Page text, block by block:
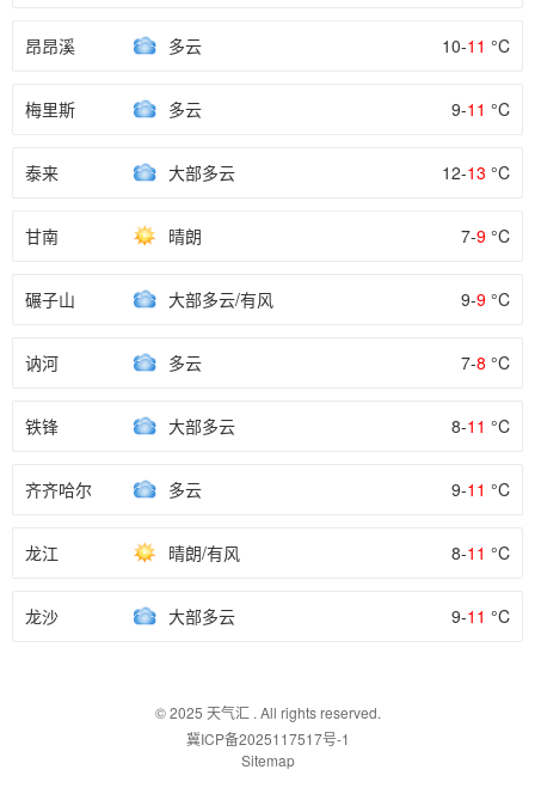
昂昂溪 多云 10-11 °C
梅里斯 多云 9-11 °C
泰来 大部多云 12-13 °C
甘南 晴朗 7-9 °C
碾子山 大部多云/有风 9-9 °C
讷河 多云 7-8 °C
铁锋 大部多云 8-11 °C
齐齐哈尔 多云 9-11 °C
龙江 晴朗/有风 8-11 °C
龙沙 大部多云 9-11 °C
© 2025 天气汇. All rights reserved.
冀ICP备2025117517号-1
Sitemap